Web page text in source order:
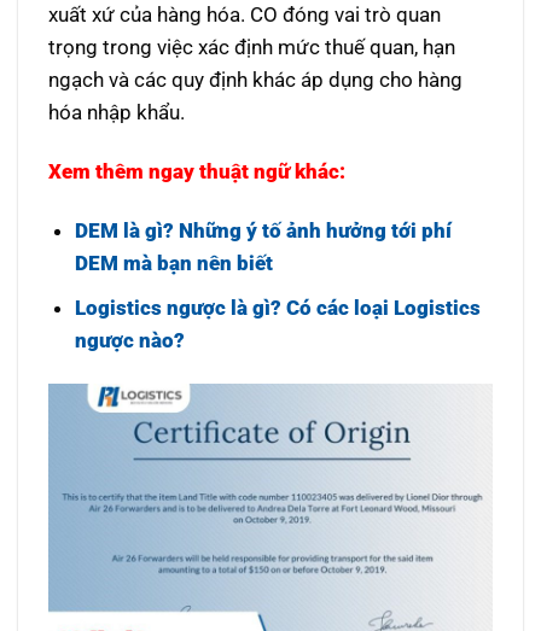
xuất xứ của hàng hóa. CO đóng vai trò quan
trọng trong việc xác định mức thuế quan, hạn
ngạch và các quy định khác áp dụng cho hàng
hóa nhập khẩu.
Xem thêm ngay thuật ngữ khác:
DEM là gì? Những ý tố ảnh hưởng tới phí
DEM mà bạn nên biết
Logistics ngược là gì? Có các loại Logistics
ngược nào?